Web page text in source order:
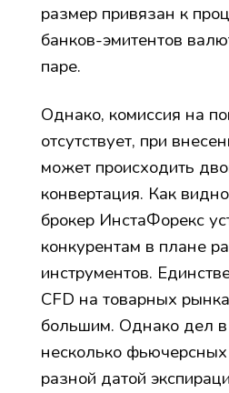
размер привязан к
банков-эмитентов
паре.
Однако, комиссия на
отсутствует, при
может происходить
конвертация. Как
брокер ИнстаФорекс
конкурентам в плане
инструментов.
CFD на товарных
большим. Однако дел в
несколько фьючерсных
разной датой